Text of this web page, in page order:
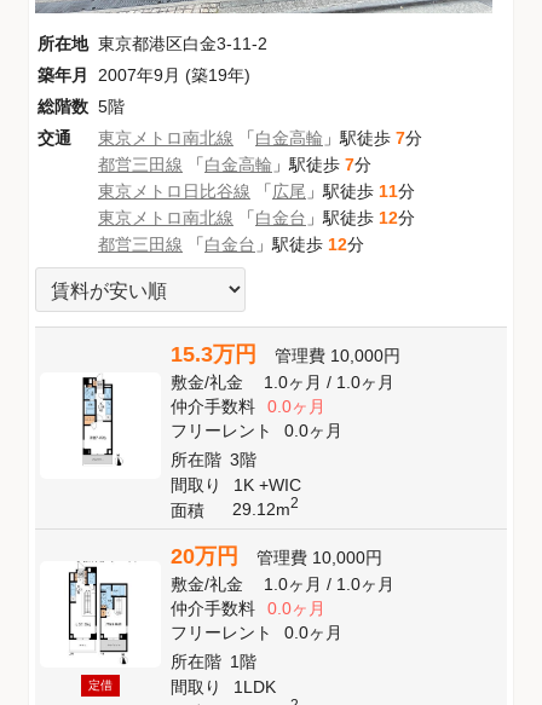
所在地 東京都港区白金3-11-2
築年月
2007年9月 (築19年)
総階数 5階
交通
東京メトロ南北線 「白金高輪 」駅徒歩 7分
都営三田線 「白金高輪 」駅徒歩 7分
東京メトロ日比谷線 「広尾 」駅徒歩 11分
東京メトロ南北線 「白金台 」駅徒歩 12分
都営三田線 「白金台 」駅徒歩 12分
15.3万円 管理費 10,000円
敷金/礼金 1.0ヶ月/ 1.0ヶ月
仲介手数料
0.0ヶ月
フリーレント
0.0ヶ月
所在階 3階
間取り
1K +WIC
面積
29.12m2
定借
20万円 管理費 10,000円
敷金/礼金 1.0ヶ月/ 1.0ヶ月
仲介手数料
0.0ヶ月
フリーレント
0.0ヶ月
所在階 1階
間取り
1LDK